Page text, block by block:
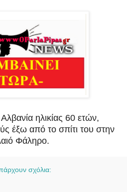
ηλικίας 60 ετών,
έξω από το σπίτι του στην
Φάληρο.
σχόλια: